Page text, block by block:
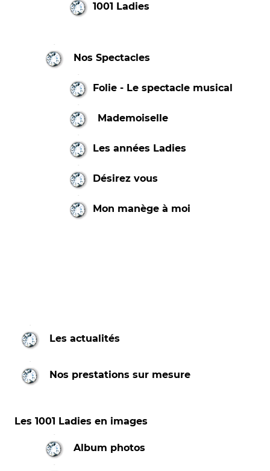
1001 Ladies
Nos Spectacles
Folie - Le spectacle musical
Mademoiselle
Les années Ladies
Désirez vous
Mon manège à moi
Les actualités
Nos prestations sur mesure
Les 1001 Ladies en images
Album photos